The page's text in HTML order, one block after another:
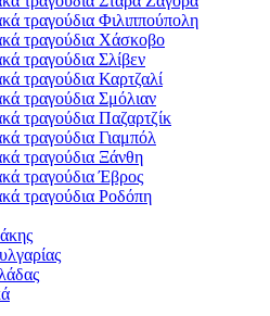
τραγούδια Φιλιππούπολη
τραγούδια Χάσκοβο
τραγούδια Σλίβεν
τραγούδια Καρτζαλί
τραγούδια Σμόλιαν
τραγούδια Παζαρτζίκ
τραγούδια Γιαμπόλ
τραγούδια Ξάνθη
τραγούδια Έβρος
τραγούδια Ροδόπη